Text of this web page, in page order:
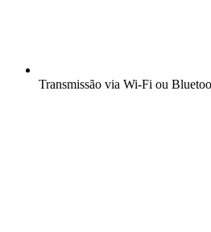
Transmissão via Wi-Fi ou